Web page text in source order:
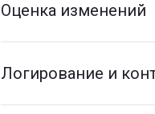
Оценка изменений
Логирование и